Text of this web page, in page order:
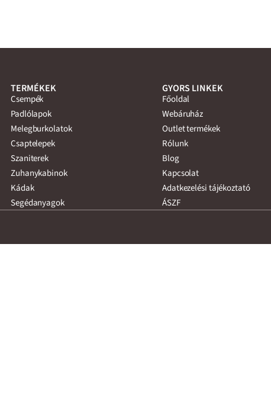
TERMÉKEK
Csempék
Padlólapok
Melegburkolatok
Csaptelepek
Szaniterek
Zuhanykabinok
Kádak
Segédanyagok
GYORS LINKEK
Főoldal
Webáruház
Outlet termékek
Rólunk
Blog
Kapcsolat
Adatkezelési tájékoztató
ÁSZF